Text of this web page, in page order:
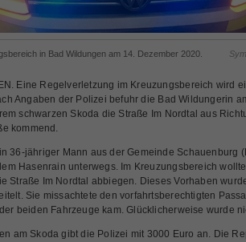
in Bad Wildungen am 14. Dezember 2020.
Eine Regelverletzung im Kreuzungsbereich wird
Angaben der Polizei befuhr die Bad Wildungerin
schwarzen Skoda die Straße Im Nordtal aus
kommend.
36-jähriger Mann aus der Gemeinde Schauenburg
Hasenrain unterwegs. Im Kreuzungsbereich
Straße Im Nordtal abbiegen. Dieses Vorhaben
Sie missachtete den vorfahrtsberechtigten
beiden Fahrzeuge kam. Glücklicherweise wurde
am Skoda gibt die Polizei mit 3000 Euro an. Die